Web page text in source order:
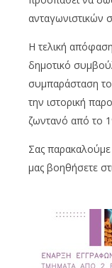
ανταγωνιστικών
Η τελική
δημοτικό
συμπαράσταση
την ιστορική
ζωντανό από το
Σας
μας βοηθήσετε